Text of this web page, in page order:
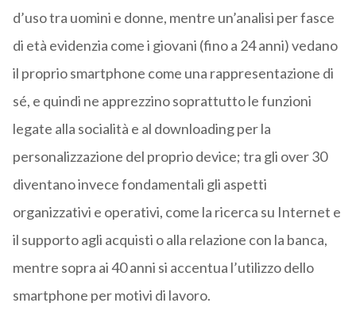
d’uso tra uomini e donne, mentre un’analisi per fasce
di età evidenzia come i giovani (fino a 24 anni) vedano
il proprio smartphone come una rappresentazione di
sé, e quindi ne apprezzino soprattutto le funzioni
legate alla socialità e al downloading per la
personalizzazione del proprio device; tra gli over 30
diventano invece fondamentali gli aspetti
organizzativi e operativi, come la ricerca su Internet e
il supporto agli acquisti o alla relazione con la banca,
mentre sopra ai 40 anni si accentua l’utilizzo dello
smartphone per motivi di lavoro.